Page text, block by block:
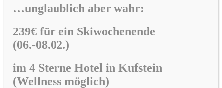
…unglaublich aber wahr:
239€ für ein Skiwochenende
(06.-08.02.)
im 4 Sterne Hotel in Kufstein
(Wellness möglich)